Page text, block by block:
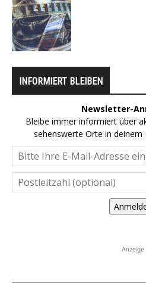
INFORMIERT BLEIBEN
Newsletter-
Bleibe immer informiert über
sehenswerte Orte in deinem
Anzeige